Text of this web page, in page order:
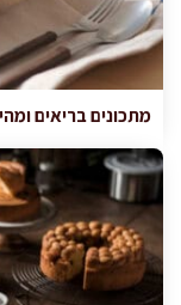
מתכונים בריאים